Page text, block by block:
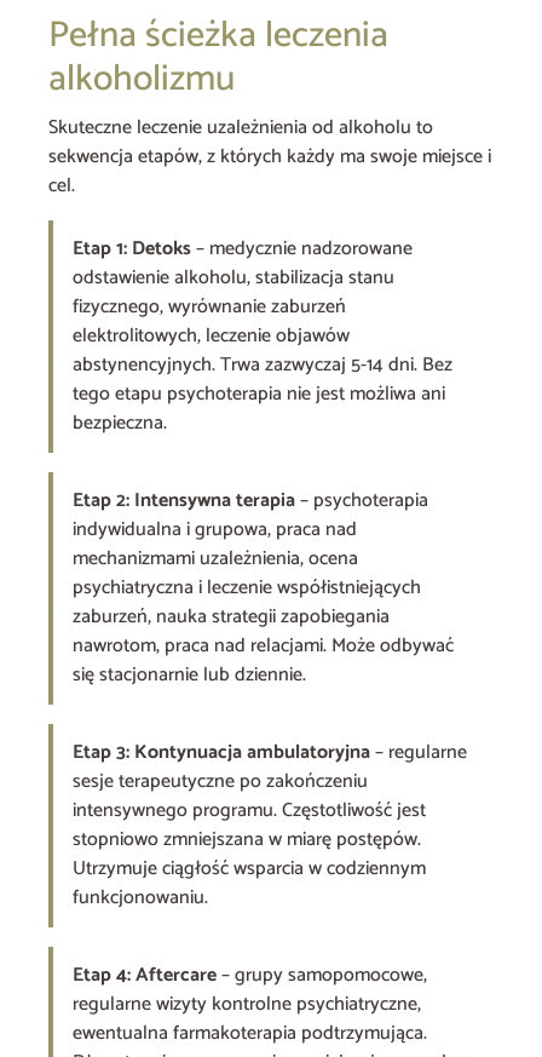
Pełna ścieżka leczenia
alkoholizmu
Skuteczne leczenie uzależnienia od alkoholu to
sekwencja etapów, z których każdy ma swoje miejsce i
cel.
Etap 1: Detoks– medycznie nadzorowane
odstawienie alkoholu, stabilizacja stanu
fizycznego, wyrównanie zaburzeń
elektrolitowych, leczenie objawów
abstynencyjnych. Trwa zazwyczaj 5-14 dni. Bez
tego etapu psychoterapia nie jest możliwa ani
bezpieczna.
Etap 2: Intensywna terapia– psychoterapia
indywidualna i grupowa, praca nad
mechanizmami uzależnienia, ocena
psychiatryczna i leczenie współistniejących
zaburzeń, nauka strategii zapobiegania
nawrotom, praca nad relacjami. Może odbywać
się stacjonarnie lub dziennie.
Etap 3: Kontynuacja ambulatoryjna– regularne
sesje terapeutyczne po zakończeniu
intensywnego programu. Częstotliwość jest
stopniowo zmniejszana w miarę postępów.
Utrzymuje ciągłość wsparcia w codziennym
funkcjonowaniu.
Etap 4: Aftercare– grupy samopomocowe,
regularne wizyty kontrolne psychiatryczne,
ewentualna farmakoterapia podtrzymująca.